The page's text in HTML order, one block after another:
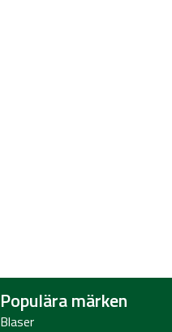
Populära märken
Blaser